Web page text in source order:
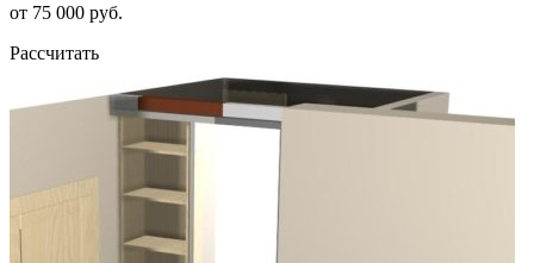
от 75 000 руб.
Рассчитать